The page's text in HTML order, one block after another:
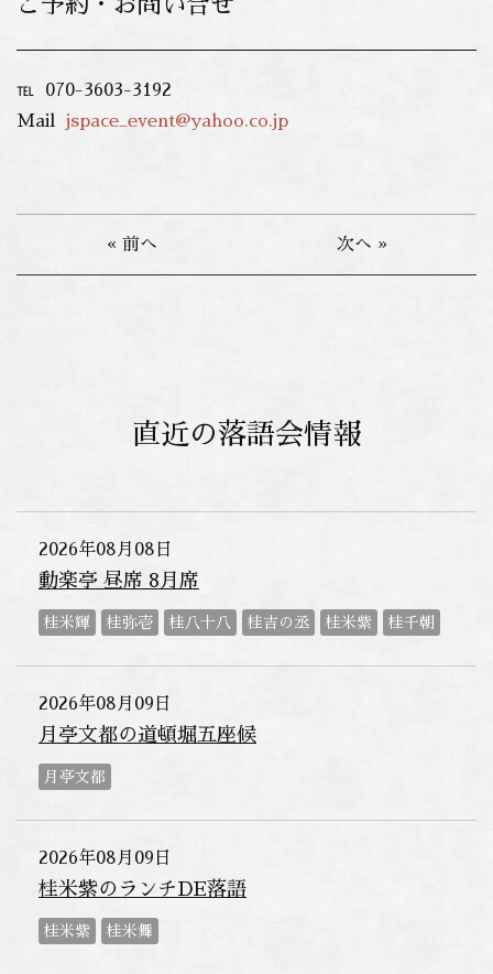
ご予約・お問い合せ
℡ 070-3603-3192
Mail jspace_event@yahoo.co.jp
« 前へ 次へ »
直近の落語会情報
2026年08月08日
動楽亭 昼席 8月席
桂米輝 桂弥壱 桂八十八 桂吉の丞 桂米紫 桂千朝
2026年08月09日
月亭文都の道頓堀五座候
月亭文都
2026年08月09日
桂米紫のランチDE落語
桂米紫 桂米舞